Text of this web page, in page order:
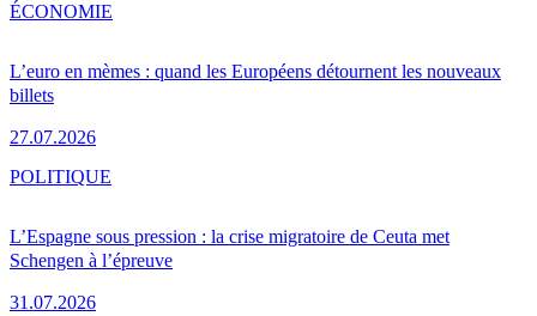
L’euro en mèmes : quand les Européens détournent les nouveaux
billets
27.07.2026
ÉCONOMIE
L’Espagne sous pression : la crise migratoire de Ceuta met
Schengen à l’épreuve
31.07.2026
POLITIQUE